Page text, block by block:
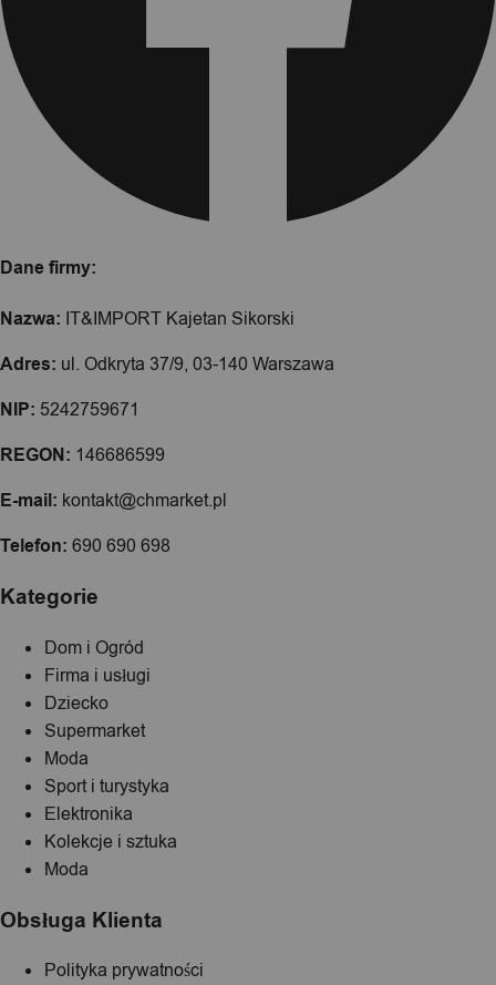
Dane firmy:
Nazwa: IT&IMPORT Kajetan Sikorski
Adres: ul. Odkryta 37/9, 03-140 Warszawa
NIP: 5242759671
REGON: 146686599
E-mail: kontakt@chmarket.pl
Telefon: 690 690 698
Kategorie
Dom i Ogród
Firma i usługi
Dziecko
Supermarket
Moda
Sport i turystyka
Elektronika
Kolekcje i sztuka
Moda
Obsługa Klienta
Polityka prywatności